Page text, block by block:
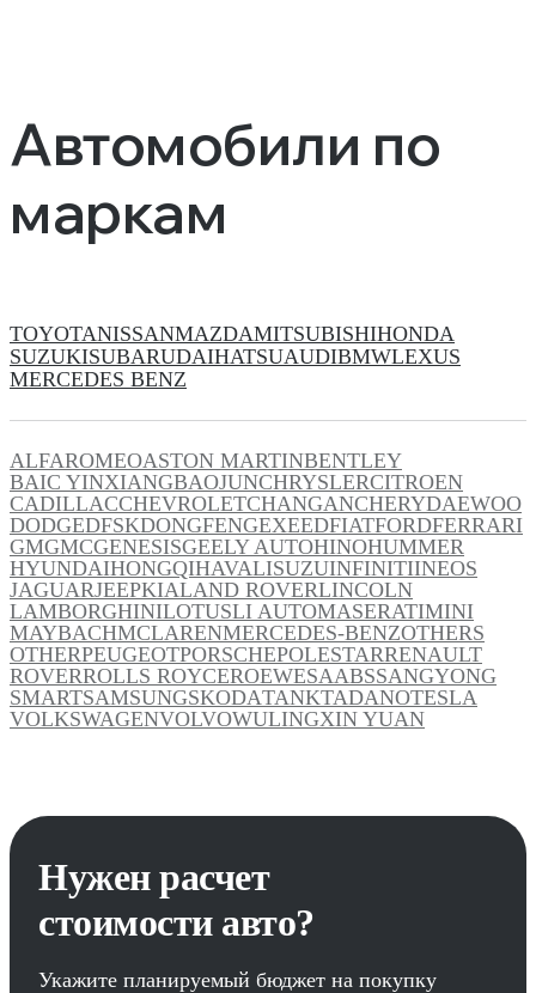
Автомобили по
маркам
TOYOTANISSANMAZDAMITSUBISHIHONDA
SUZUKISUBARUDAIHATSUAUDIBMWLEXUS
MERCEDES BENZ
ALFAROMEOASTON MARTINBENTLEY
BAIC YINXIANGBAOJUNCHRYSLERCITROEN
CADILLACCHEVROLETCHANGANCHERYDAEWOO
DODGEDFSKDONGFENGEXEEDFIATFORDFERRARI
GMGMCGENESISGEELY AUTOHINOHUMMER
HYUNDAIHONGQIHAVALISUZUINFINITIINEOS
JAGUARJEEPKIALAND ROVERLINCOLN
LAMBORGHINILOTUSLI AUTOMASERATIMINI
MAYBACHMCLARENMERCEDES-BENZOTHERS
OTHERPEUGEOTPORSCHEPOLESTARRENAULT
ROVERROLLS ROYCEROEWESAABSSANGYONG
SMARTSAMSUNGSKODATANKTADANOTESLA
VOLKSWAGENVOLVOWULINGXIN YUAN
Нужен расчет
стоимости авто?
Укажите планируемый бюджет на покупку